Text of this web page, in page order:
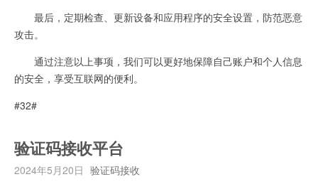
最后，定期检查、更新设备和应用程序的安全设置，防范恶意
攻击。
通过注意以上事项，我们可以更好地保障自己账户和个人信息
的安全，享受互联网的便利。
#32#
验证码接收平台
2024年5月20日 验证码接收